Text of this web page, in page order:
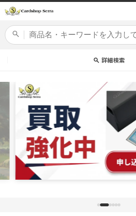
ンツに
詳細検索
商品コード
カードセット